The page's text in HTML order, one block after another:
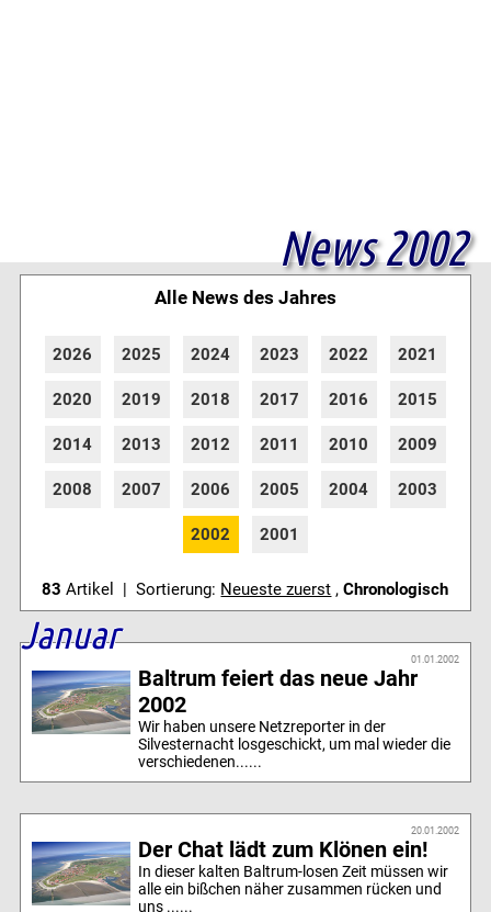
News 2002
Alle News des Jahres
2026 2025 2024 2023 2022 2021
2020 2019 2018 2017 2016 2015
2014 2013 2012 2011 2010 2009
2008 2007 2006 2005 2004 2003
2002 2001
83 Artikel | Sortierung: Neueste zuerst ,Chronologisch
Januar
01.01.2002
Baltrum feiert das neue Jahr
2002
Wir haben unsere Netzreporter in der
Silvesternacht losgeschickt, um mal wieder die
verschiedenen......
20.01.2002
Der Chat lädt zum Klönen ein!
In dieser kalten Baltrum-losen Zeit müssen wir
alle ein bißchen näher zusammen rücken und
uns ......